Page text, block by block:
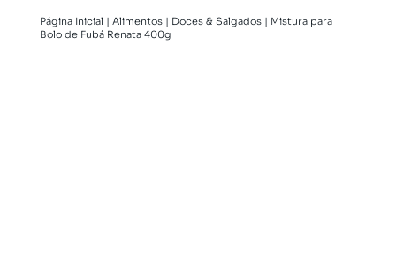
Página Inicial | Alimentos| Doces & Salgados| Mistura para
Bolo de Fubá Renata 400g